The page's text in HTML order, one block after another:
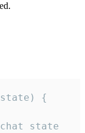
{
state